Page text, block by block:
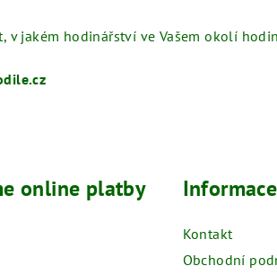
v jakém hodinářství ve Vašem okolí
online platby
Kontakt
Obchodní